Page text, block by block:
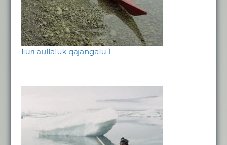
liuri aullaluk qajangalu 1